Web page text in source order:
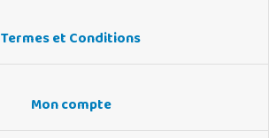
Termes et Conditions
Mon compte